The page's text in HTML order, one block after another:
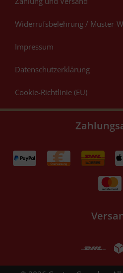
Widerrufsbelehrung / Muster-
Impressum
Datenschutzerklärung
Cookie-Richtlinie (EU)